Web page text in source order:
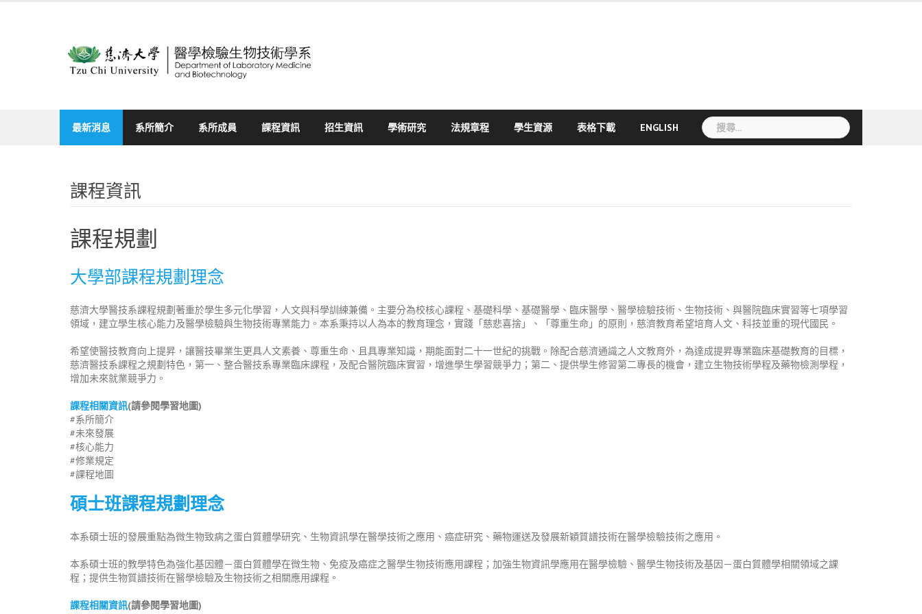
最新消息 系所簡介 系所成員 課程資訊 招生資訊 學術研究 法規章程 學生資源 表格下載 ENGLISH
搜
尋
課程資訊
課程規劃
大學部課程規劃理念
慈濟大學醫技系課程規劃著重於學生多元化學習，人文與科學訓練兼備。主要分為校核心課程、基礎科學、基礎醫學、臨床醫學、醫學檢驗技術、生物技術、與醫院臨床實習等七項學習
領域，建立學生核心能力及醫學檢驗與生物技術專業能力。本系秉持以人為本的教育理念，實踐「慈悲喜捨」、「尊重生命」的原則，慈濟教育希望培育人文、科技並重的現代國民。
希望使醫技教育向上提昇，讓醫技畢業生更具人文素養、尊重生命、且具專業知識，期能面對二十一世紀的挑戰。除配合慈濟通識之人文教育外，為達成提昇專業臨床基礎教育的目標，
慈濟醫技系課程之規劃特色，第一、整合醫技系專業臨床課程，及配合醫院臨床實習，增進學生學習競爭力；第二、提供學生修習第二專長的機會，建立生物技術學程及藥物檢測學程，
增加未來就業競爭力。
課程相關資訊(請參閱學習地圖)
#系所簡介
#未來發展
#核心能力
#修業規定
#課程地圖
碩士班課程規劃理念
本系碩士班的發展重點為微生物致病之蛋白質體學研究、生物資訊學在醫學技術之應用、癌症研究、藥物運送及發展新穎質譜技術在醫學檢驗技術之應用。
本系碩士班的教學特色為強化基因體－蛋白質體學在微生物、免疫及癌症之醫學生物技術應用課程；加強生物資訊學應用在醫學檢驗、醫學生物技術及基因－蛋白質體學相關領域之課
程；提供生物質譜技術在醫學檢驗及生物技術之相關應用課程。
課程相關資訊(請參閱學習地圖)